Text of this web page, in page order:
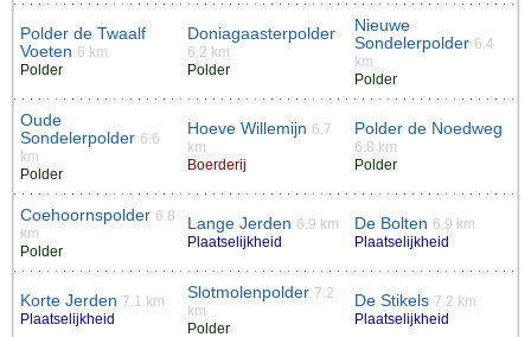
Polder de Twaalf
Voeten 6 km
Polder
Doniagaasterpolder
6.2 km
Polder
Nieuwe
Sondelerpolder 6.4
km
Polder
Oude
Sondelerpolder 6.6
km
Polder
Hoeve Willemijn 6.7
km
Boerderij
Polder de Noedweg
6.8 km
Polder
Coehoornspolder 6.8
km
Polder
Lange Jerden 6.9 km
Plaatselijkheid
De Bolten 6.9 km
Plaatselijkheid
Korte Jerden 7.1 km
Plaatselijkheid
Slotmolenpolder 7.2
km
Polder
De Stikels 7.2 km
Plaatselijkheid